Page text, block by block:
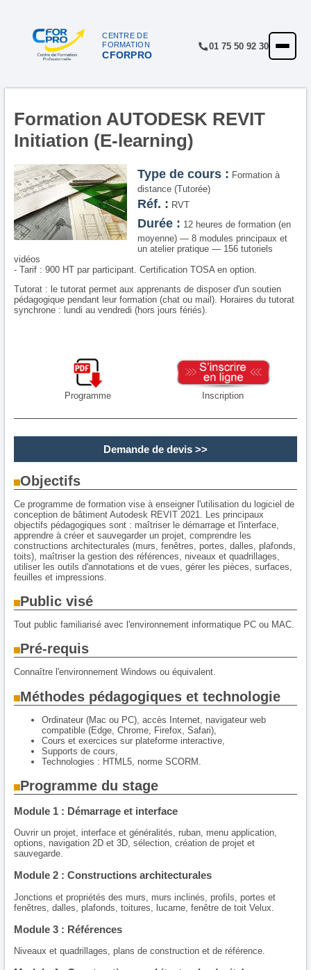
CENTRE DE
FORMATION
CFORPRO
01 75 50 92 30
ACCUEIL
NOTRE OFFRE
FINANCEMENT
RÉFÉRENCES
SATISFACTION
Formation AUTODESK REVIT
Initiation (E-learning)
Type de cours : Formation à
distance (Tutorée)
Réf. : RVT
Durée : 12 heures de formation (en
moyenne) — 8 modules principaux et
un atelier pratique — 156 tutoriels
vidéos
- Tarif : 900 HT par participant. Certification TOSA en option.
Tutorat : le tutorat permet aux apprenants de disposer d'un soutien
pédagogique pendant leur formation (chat ou mail). Horaires du tutorat
synchrone : lundi au vendredi (hors jours fériés).
Programme Inscription
Demande de devis >>
Objectifs
Ce programme de formation vise à enseigner l'utilisation du logiciel de
conception de bâtiment Autodesk REVIT 2021. Les principaux
objectifs pédagogiques sont : maîtriser le démarrage et l'interface,
apprendre à créer et sauvegarder un projet, comprendre les
constructions architecturales (murs, fenêtres, portes, dalles, plafonds,
toits), maîtriser la gestion des références, niveaux et quadrillages,
utiliser les outils d'annotations et de vues, gérer les pièces, surfaces,
feuilles et impressions.
Public visé
Tout public familiarisé avec l'environnement informatique PC ou MAC.
Pré-requis
Connaître l'environnement Windows ou équivalent.
Méthodes pédagogiques et technologie
Ordinateur (Mac ou PC), accès Internet, navigateur web
compatible (Edge, Chrome, Firefox, Safari),
Cours et exercices sur plateforme interactive,
Supports de cours,
Technologies : HTML5, norme SCORM.
Programme du stage
Module 1 : Démarrage et interface
Ouvrir un projet, interface et généralités, ruban, menu application,
options, navigation 2D et 3D, sélection, création de projet et
sauvegarde.
Module 2 : Constructions architecturales
Jonctions et propriétés des murs, murs inclinés, profils, portes et
fenêtres, dalles, plafonds, toitures, lucarne, fenêtre de toit Velux.
Module 3 : Références
Niveaux et quadrillages, plans de construction et de référence.